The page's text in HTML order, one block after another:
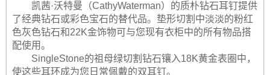
凯茜·沃特曼（CathyWaterman）的质朴钻石耳钉提供
了经典钻石或彩色宝石的替代品。垫形切割中淡淡的粉红
色灰色钻石和22K金饰物可与您现有衣柜中的所有物品搭
配使用。
SingleStone的祖母绿切割钻石镶入18K黄金表圈中，
使这些耳环成为您日常佩戴的双耳钉。